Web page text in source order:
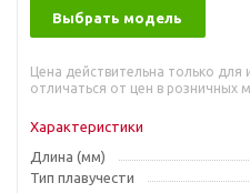
Выбрать модель
Цена действительна только
отличаться от цен в розничных
Характеристики
Длина (мм)
Тип плавучести